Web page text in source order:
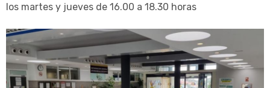
los martes y jueves de 16.00 a 18.30 horas